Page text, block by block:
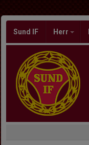
Sund IF Herr